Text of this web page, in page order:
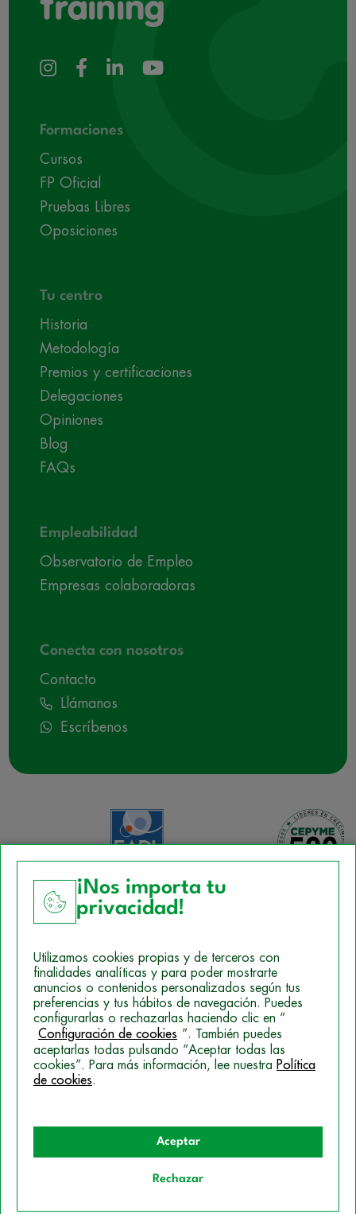
Formaciones
Cursos
FP Oficial
Pruebas Libres
Oposiciones
Tu centro
Historia
Metodología
Premios y certificaciones
Delegaciones
Opiniones
Blog
FAQs
Empleabilidad
Observatorio de Empleo
Empresas colaboradoras
Conecta con nosotros
Contacto
Llámanos
Escríbenos
Política de Cookies
Mapa del sitio
Politica de Privacidad
© 2026 Campus Training
¡Nos importa tu
privacidad!
Utilizamos cookies propias y de terceros con
finalidades analíticas y para poder mostrarte
anuncios o contenidos personalizados según tus
preferencias y tus hábitos de navegación. Puedes
configurarlas o rechazarlas haciendo clic en “
Configuración de cookies ”. También puedes
aceptarlas todas pulsando “Aceptar todas las
cookies”. Para más información, lee nuestra Política
de cookies.
Aceptar
Rechazar